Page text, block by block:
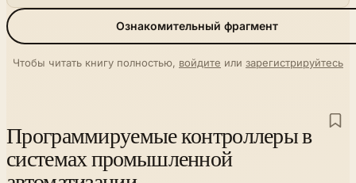
Ознакомительный фрагмент
Чтобы читать книгу полностью, войдите или зарегистрируйтесь
Программируемые контроллеры в
системах промышленной